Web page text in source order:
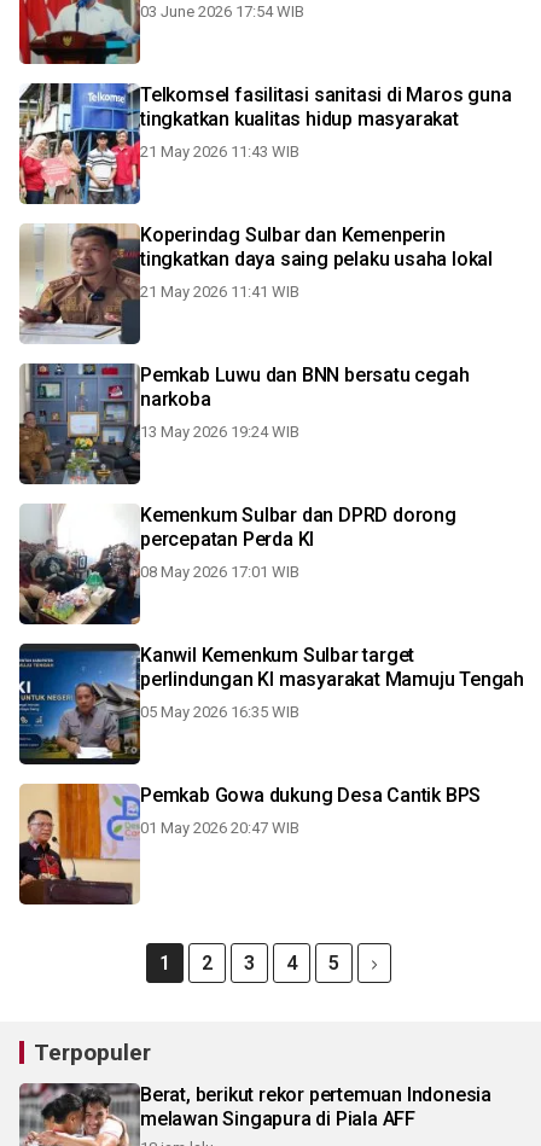
03 June 2026 17:54 WIB
Telkomsel fasilitasi sanitasi di Maros guna
tingkatkan kualitas hidup masyarakat
21 May 2026 11:43 WIB
Koperindag Sulbar dan Kemenperin
tingkatkan daya saing pelaku usaha lokal
21 May 2026 11:41 WIB
Pemkab Luwu dan BNN bersatu cegah
narkoba
13 May 2026 19:24 WIB
Kemenkum Sulbar dan DPRD dorong
percepatan Perda KI
08 May 2026 17:01 WIB
Kanwil Kemenkum Sulbar target
perlindungan KI masyarakat Mamuju Tengah
05 May 2026 16:35 WIB
Pemkab Gowa dukung Desa Cantik BPS
01 May 2026 20:47 WIB
1 2 3 4 5
Terpopuler
Berat, berikut rekor pertemuan Indonesia
melawan Singapura di Piala AFF